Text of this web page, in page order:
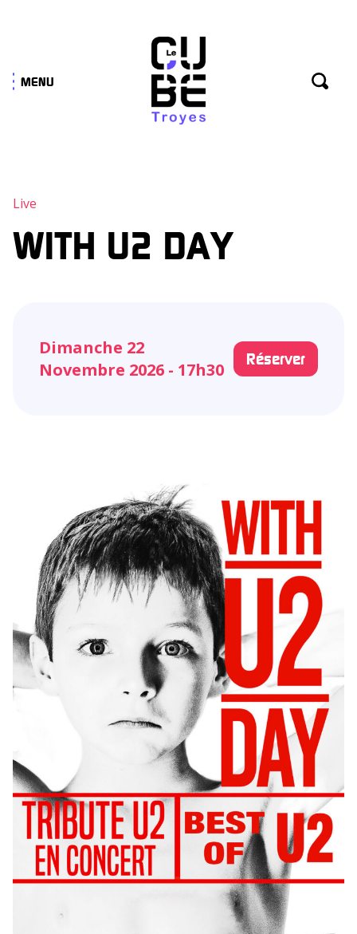
MENU
Live
WITH U2 DAY
Dimanche 22
Novembre 2026 - 17h30
Réserver